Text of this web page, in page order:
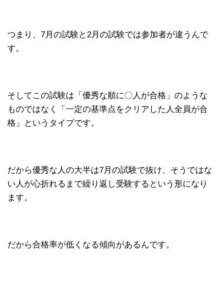
つまり、7月の試験と2月の試験では参加者が違うんで
す。
そしてこの試験は「優秀な順に〇人が合格」のような
ものではなく「一定の基準点をクリアした人全員が合
格」というタイプです。
だから優秀な人の大半は7月の試験で抜け、そうではな
い人が心折れるまで繰り返し受験するという形になり
ます。
だから合格率が低くなる傾向があるんです。